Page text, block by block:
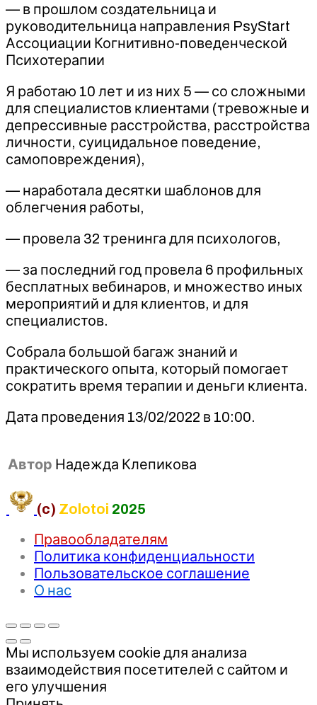
— в прошлом создательница и
руководительница направления PsyStart
Ассоциации Когнитивно-поведенческой
Психотерапии
Я работаю 10 лет и из них 5 — со сложными
для специалистов клиентами (тревожные и
депрессивные расстройства, расстройства
личности, суицидальное поведение,
самоповреждения),
— наработала десятки шаблонов для
облегчения работы,
— провела 32 тренинга для психологов,
— за последний год провела 6 профильных
бесплатных вебинаров, и множество иных
мероприятий и для клиентов, и для
специалистов.
Собрала большой багаж знаний и
практического опыта, который помогает
сократить время терапии и деньги клиента.
Дата проведения 13/02/2022 в 10:00.
Автор Надежда Клепикова
(c) Zolotoi 2025
Правообладателям
Политика конфиденциальности
Пользовательское соглашение
О нас
Мы используем cookie для анализа
взаимодействия посетителей с сайтом и
его улучшения